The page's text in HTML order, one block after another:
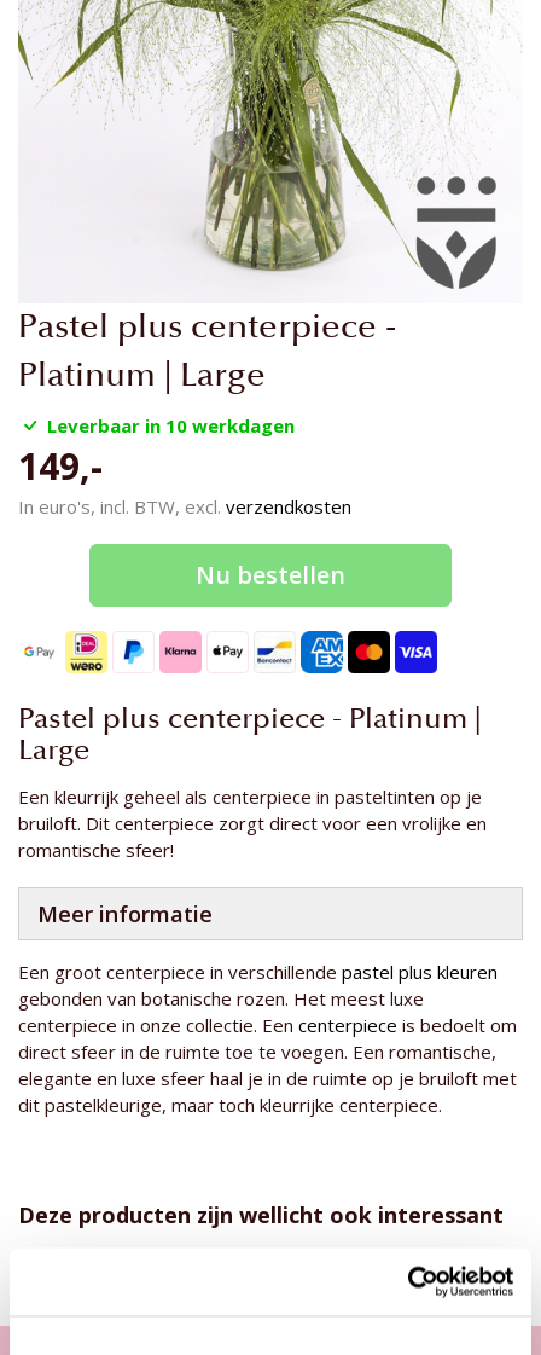
Pastel plus centerpiece -
Platinum | Large
Leverbaar in 10 werkdagen
149,-
In euro's, incl. BTW, excl. verzendkosten
Nu bestellen
Pastel plus centerpiece - Platinum |
Large
Een kleurrijk geheel als centerpiece in pasteltinten op je
bruiloft. Dit centerpiece zorgt direct voor een vrolijke en
romantische sfeer!
Meer informatie
Een groot centerpiece in verschillende pastel plus kleuren
gebonden van botanische rozen. Het meest luxe
centerpiece in onze collectie. Een centerpiece is bedoelt om
direct sfeer in de ruimte toe te voegen. Een romantische,
elegante en luxe sfeer haal je in de ruimte op je bruiloft met
dit pastelkleurige, maar toch kleurrijke centerpiece.
Ga
naar
het
van
de
afbeeldingen-
gallerij
Deze producten zijn wellicht ook interessant